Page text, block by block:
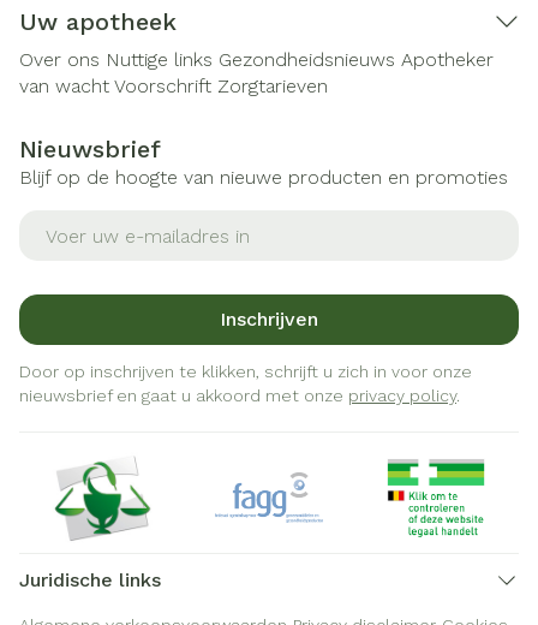
Uw apotheek
Over ons Nuttige links Gezondheidsnieuws Apotheker
van wacht Voorschrift Zorgtarieven
Nieuwsbrief
Blijf op de hoogte van nieuwe producten en promoties
Inschrijven
Door op inschrijven te klikken, schrijft u zich in voor onze
nieuwsbrief en gaat u akkoord met onze privacy policy.
Juridische links